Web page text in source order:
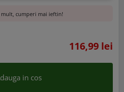
cumperi mai ieftin!
116,99 lei
in cos